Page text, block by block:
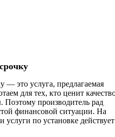
— это услуга, предлагаемая
для тех, кто ценит
Поэтому производитель рад
финансовой ситуации. На
по установке действует